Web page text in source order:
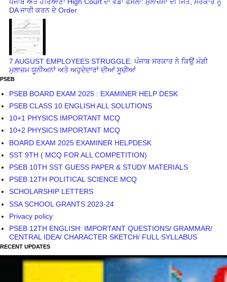
ਪੰਜਾਬ ਅਤੇ ਹਰਿਆਣਾ High Court ਦਾ ਵੱਡਾ ਫੈਸਲਾ: ਮੁਲਾਜ਼ਮਾਂ ਦੀ ਜਿੱਤ, ਸਰਕਾਰ ਨੂੰ
DA ਜਾਰੀ ਕਰਨ ਦੇ Order
7 AUGUST EMPLOYEES STRUGGLE: ਪੰਜਾਬ ਸਰਕਾਰ ਨੇ ਕਿਉਂ ਮੰਗੀ
ਮੁਲਾਜ਼ਮ ਯੂਨੀਅਨਾਂ ਅਤੇ ਅਹੁਦੇਦਾਰਾਂ ਦੀਆਂ ਸੂਚੀਆਂ
PSEB
PSEB BOARD EXAM 2025 : EXAMINER HELP DESK
PSEB CLASS 10 ENGLISH ALL SOLUTIONS
10+1 PHYSICS IMPORTANT MCQ
10+2 PHYSICS IMPORTANT MCQ
BOARD EXAM 2025 EXAMINER HELPDESK
SST 9TH ( MCQ FOR ALL COMPETITION)
PSEB 10TH SST GUESS PAPER & STUDY MATERIALS
PSEB 12TH POLITICAL SCIENCE MCQ
SCHOLARSHIP LETTERS
SSA SCHOOL GRANTS 2023-24
Privacy policy
PSEB 12TH ENGLISH: IMPORTANT QUESTIONS/ GRAMMAR/
CENTRAL IDEA/ CHARACTER SKETCH/ FULL SYLLABUS
RECENT UPDATES